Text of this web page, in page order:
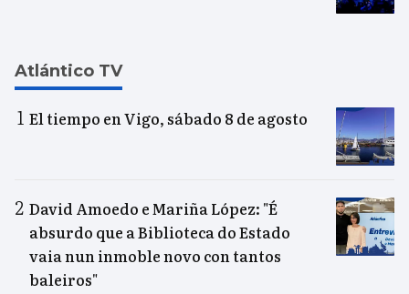
Atlántico TV
El tiempo en Vigo, sábado 8 de agosto
David Amoedo e Mariña López: "É
absurdo que a Biblioteca do Estado
vaia nun inmoble novo con tantos
baleiros"